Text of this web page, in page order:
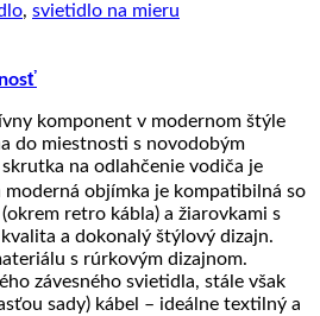
, svietidlo na mieru
komponent v modernom štýle
do miestnosti s novodobým
na odlahčenie vodiča je
moderná objímka je kompatibilná so
retro kábla) a žiarovkami s
a dokonalý štýlový dizajn.
s rúrkovým dizajnom.
závesného svietidla, stále však
sady) kábel – ideálne textilný a